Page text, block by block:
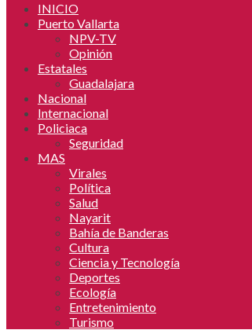
INICIO
Puerto Vallarta
NPV-TV
Opinión
Estatales
Guadalajara
Nacional
Internacional
Policiaca
Seguridad
MAS
Virales
Política
Salud
Nayarit
Bahía de Banderas
Cultura
Ciencia y Tecnología
Deportes
Ecología
Entretenimiento
Turismo